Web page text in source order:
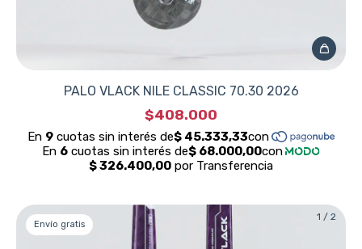
PALO VLACK NILE CLASSIC 70.30 2026
$408.000
1 / 2
Envío gratis